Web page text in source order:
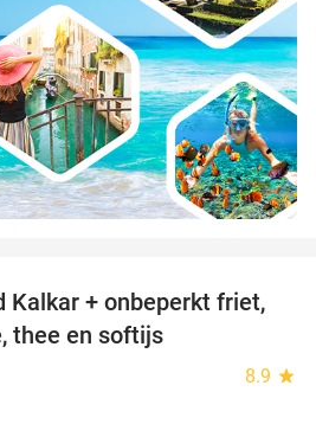
32%
Kalkar + onbeperkt friet,
thee en softijs
8.9 star